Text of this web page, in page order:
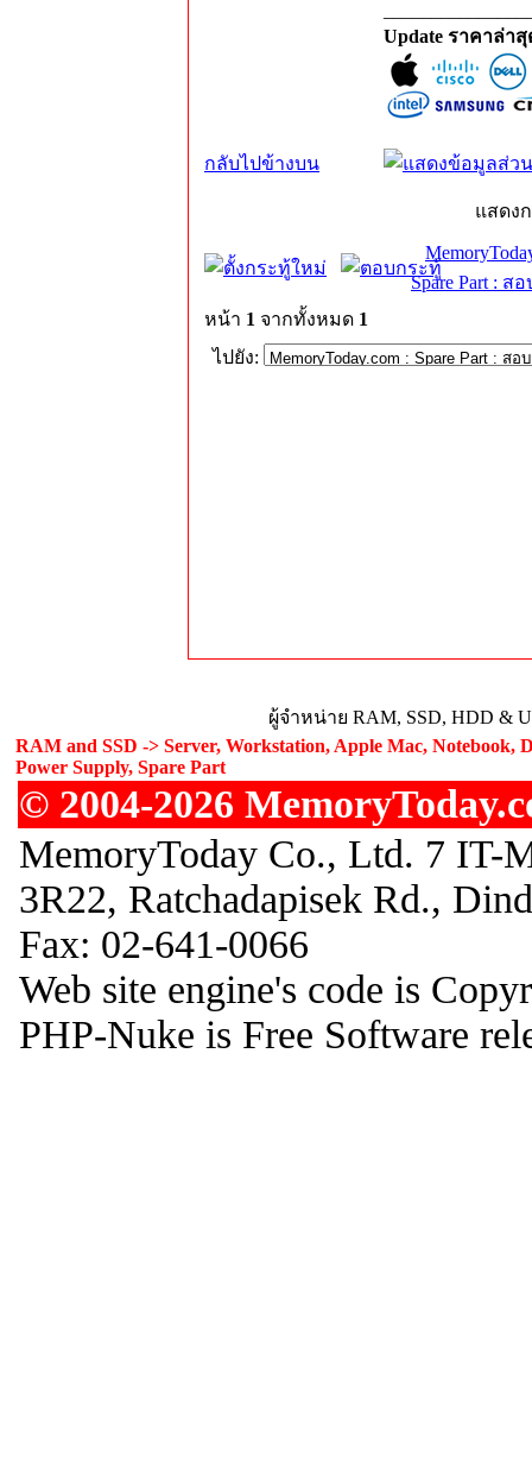
Update ราคาล่า
กลับไปข้างบน
แสดง
Spare Part : ส
หน้า 1 จากทั้งหมด 1
ไปยัง:
ผู้จำหน่าย RAM, SSD, HDD &
RAM and SSD -> Server, Workstation, Apple Mac, Notebook,
Power Supply, Spare Part
© 2004-2026
MemoryToday Co., Ltd. 7 IT-
3R22, Ratchadapisek Rd.,
Fax: 02-641-0066
Web site engine's code is
PHP-Nuke is Free Software